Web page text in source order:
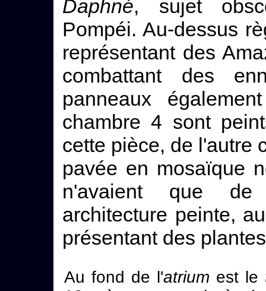
Daphné, sujet
Pompéi. Au-dessus
représentant des
combattant des
panneaux
chambre 4 sont
cette pièce, de l'autre
pavée en mosaïque
n'avaient que de
architecture peinte,
présentant des
Au fond de l'atrium est le